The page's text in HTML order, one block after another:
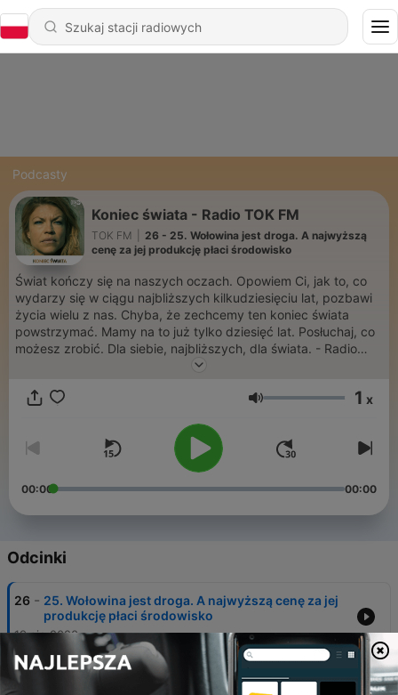
Podcasty
Koniec świata - Radio TOK FM
TOK FM
26 - 25. Wołowina jest droga. A najwyższą
cenę za jej produkcję płaci środowisko
Świat kończy się na naszych oczach. Opowiem Ci, jak to, co
wydarzy się w ciągu najbliższych kilkudziesięciu lat, pozbawi
życia wielu z nas. Chyba, że zechcemy ten koniec świata
powstrzymać. Mamy na to już tylko dziesięć lat. Posłuchaj, co
możesz zrobić. Dla siebie, najbliższych, dla świata. - Radio
Głośność 1 x
00:00 00:00
Odcinki
26 - 25. Wołowina jest droga. A najwyższą cenę za jej
produkcję płaci środowisko
19 sie 2020
25 - 19. Susze, powodzie, huragany. Czy potrafisz
rozpoznać zmiany klimatu?